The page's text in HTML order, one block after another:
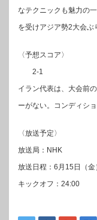
なテクニックも魅力の
を受けアジア勢2大会ぶ
〈予想スコア〉
2-1
イラン代表は、大会前
ーがない。コンディシ
〈放送予定〉
放送局：NHK
放送日程：6月15日（
キックオフ：24:00